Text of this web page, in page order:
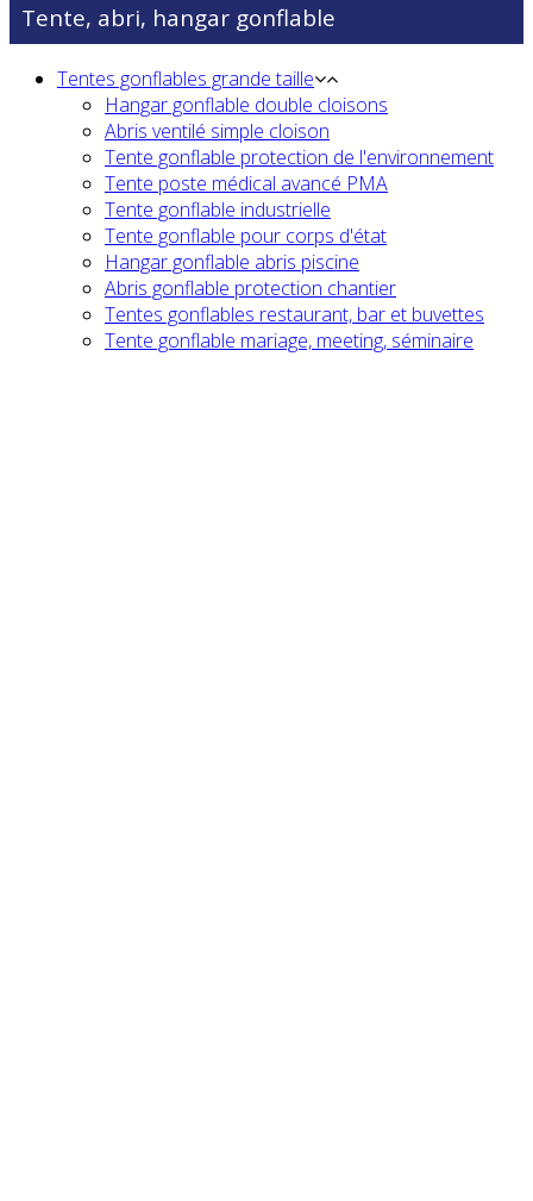
Tente, abri, hangar gonflable
Tentes gonflables grande taille
Hangar gonflable double cloisons
Abris ventilé simple cloison
Tente gonflable protection de l'environnement
Tente poste médical avancé PMA
Tente gonflable industrielle
Tente gonflable pour corps d'état
Hangar gonflable abris piscine
Abris gonflable protection chantier
Tentes gonflables restaurant, bar et buvettes
Tente gonflable mariage, meeting, séminaire